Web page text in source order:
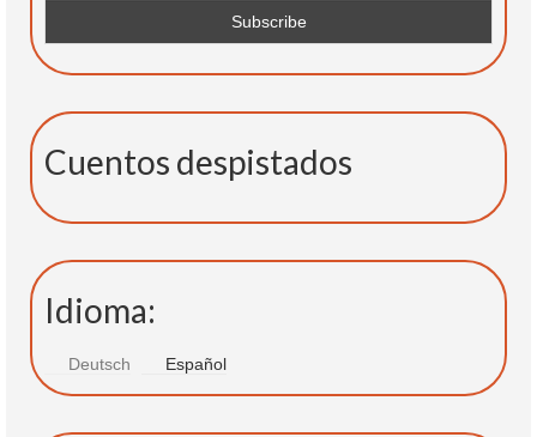
Cuentos despistados
Idioma:
Deutsch Español